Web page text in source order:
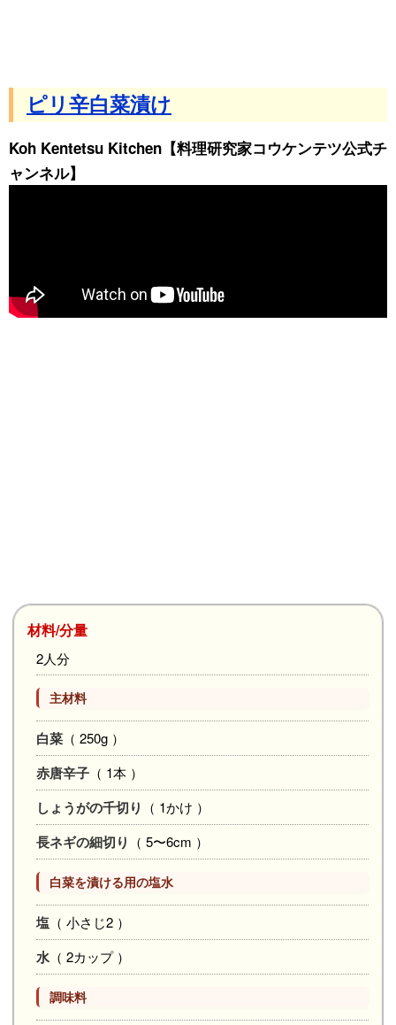
ピリ辛白菜漬け
Koh Kentetsu Kitchen【料理研究家コウケンテツ公式チ
ャンネル】
材料/分量
2人分
主材料
白菜 （ 250g ）
赤唐辛子 （ 1本 ）
しょうがの千切り （ 1かけ ）
長ネギの細切り （ 5〜6cm ）
白菜を漬ける用の塩水
塩 （ 小さじ2 ）
水 （ 2カップ ）
調味料